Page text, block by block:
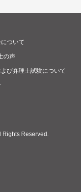
ついて
の声
び弁理士試験について
Reserved.